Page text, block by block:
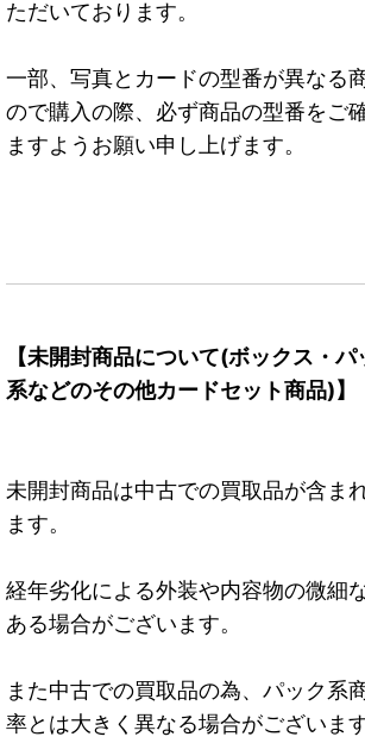
ただいております。
一部、写真とカードの型番が異なる
ので購入の際、必ず商品の型番をご
ますようお願い申し上げます。
【未開封商品について(ボックス・
系などのその他カードセット商品)】
未開封商品は中古での買取品が含ま
ます。
経年劣化による外装や内容物の微細
ある場合がございます。
また中古での買取品の為、パック系
率とは大きく異なる場合がございます